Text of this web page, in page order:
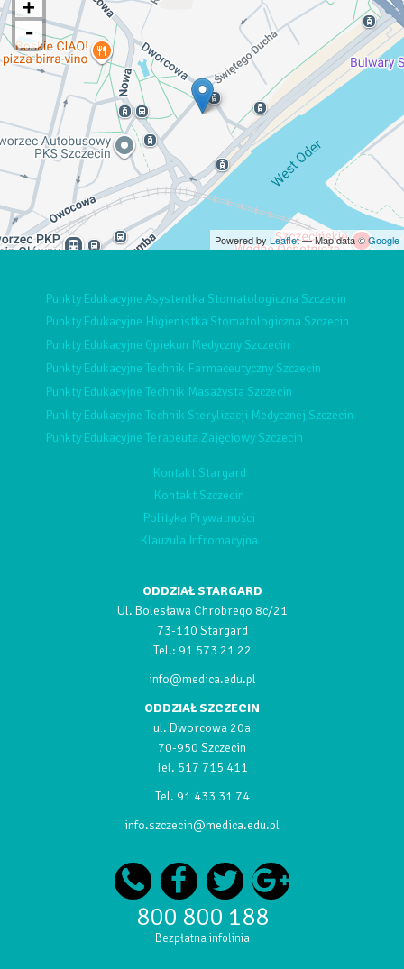
+
-
Powered by Leaflet— Map data ©Google
Punkty Edukacyjne Asystentka Stomatologiczna Szczecin
Punkty Edukacyjne Higienistka Stomatologiczna Szczecin
Punkty Edukacyjne Opiekun Medyczny Szczecin
Punkty Edukacyjne Technik Farmaceutyczny Szczecin
Punkty Edukacyjne Technik Masażysta Szczecin
Punkty Edukacyjne Technik Sterylizacji Medycznej Szczecin
Punkty Edukacyjne Terapeuta Zajęciowy Szczecin
Kontakt Stargard
Kontakt Szczecin
Polityka Prywatności
Klauzula Infromacyjna
ODDZIAŁ STARGARD
Ul. Bolesława Chrobrego 8c/21
73-110 Stargard
Tel.: 91 573 21 22
info@medica.edu.pl
ODDZIAŁ SZCZECIN
ul. Dworcowa 20a
70-950 Szczecin
Tel. 517 715 411
Tel. 91 433 31 74
info.szczecin@medica.edu.pl
800 800 188
Bezpłatna infolinia